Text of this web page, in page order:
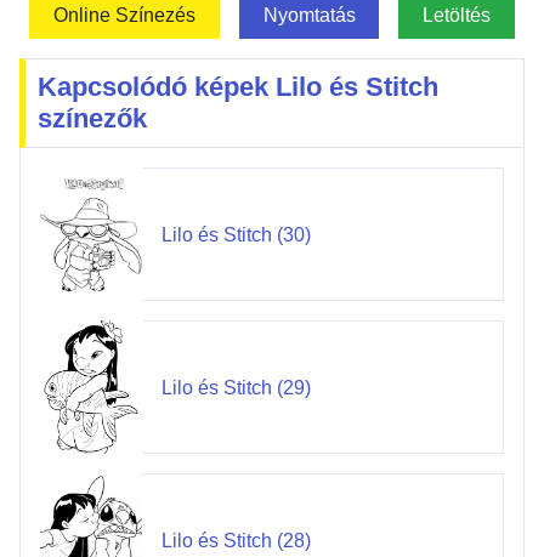
Online Színezés Nyomtatás Letöltés
Kapcsolódó képek Lilo és Stitch
színezők
Lilo és Stitch (30)
Lilo és Stitch (29)
Lilo és Stitch (28)